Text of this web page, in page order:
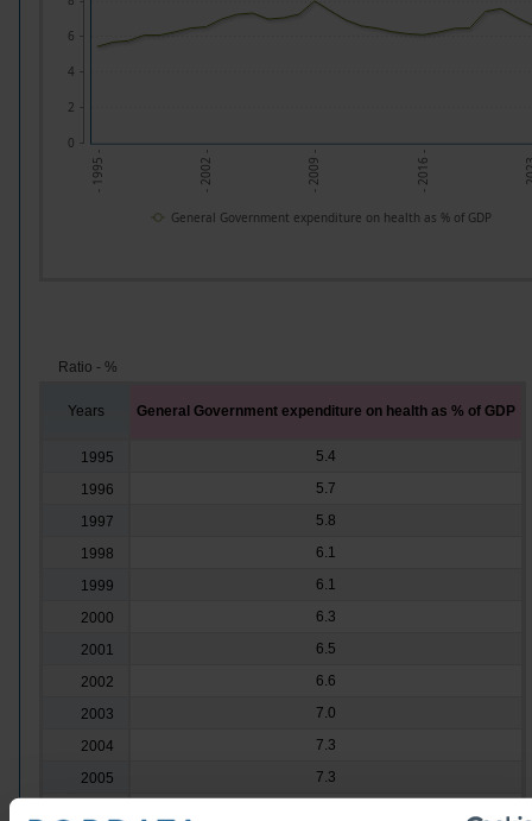
- 1995 - - 2002 - - 2009 - - 2016 - -
0
2
4
6
General Government expenditure on health as % of GDP
Ratio - %
Years General Government expenditure on health as % of GDP
1995
5.4
1996
5.7
1997
5.8
1998
6.1
1999
6.1
2000
6.3
2001
6.5
2002
6.6
2003
7.0
2004
7.3
2005
7.3